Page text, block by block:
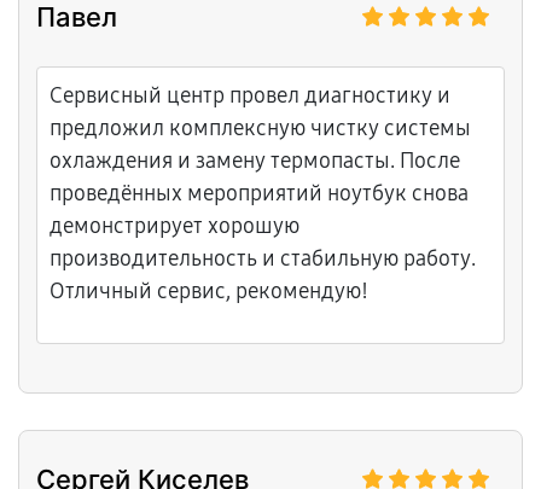
как новый. Обязательно вернусь, если что.
Павел
Сервисный центр провел диагностику и
предложил комплексную чистку системы
охлаждения и замену термопасты. После
проведённых мероприятий ноутбук снова
демонстрирует хорошую
производительность и стабильную работу.
Отличный сервис, рекомендую!
Сергей Киселев